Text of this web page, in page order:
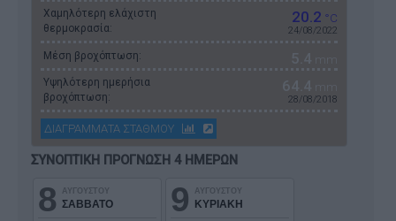
Χαμηλότερη ελάχιστη
θερμοκρασία:
20.2 °C
24/08/2022
Μέση βροχόπτωση: 5.4 mm
Υψηλότερη ημερήσια
βροχόπτωση:
64.4 mm
28/08/2018
ΔΙΑΓΡΑΜΜΑΤΑ ΣΤΑΘΜΟΥ
ΣΥΝΟΠΤΙΚΗ ΠΡΟΓΝΩΣΗ 4 ΗΜΕΡΩΝ
8 ΑΥΓΟΥΣΤΟΥ
ΣΑΒΒΑΤΟ 9 ΑΥΓΟΥΣΤΟΥ
ΚΥΡΙΑΚΗ